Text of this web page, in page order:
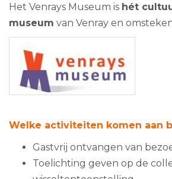
Het Venrays Museum is hét
museum van Venray en
Welke activiteiten komen aan
Gastvrij ontvangen van
Toelichting geven op de